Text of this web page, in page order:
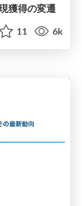
獲得の変遷
11 6k